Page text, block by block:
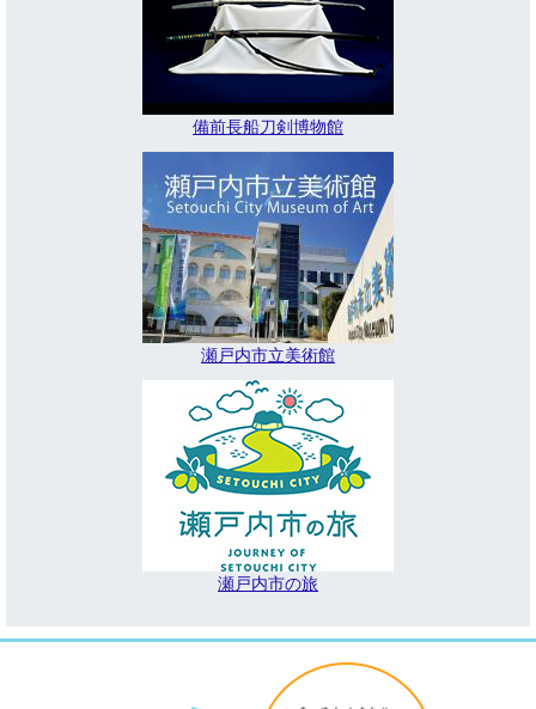
備前長船刀剣博物館
瀬戸内市立美術館
瀬戸内市の旅